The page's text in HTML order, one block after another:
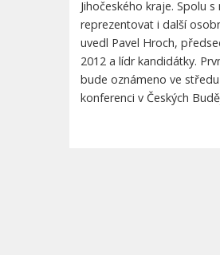
Jihočeského kraje. Spolu
reprezentovat i další
uvedl Pavel Hroch,
2012 a lídr kandidátky.
bude oznámeno ve
konferenci v Českých